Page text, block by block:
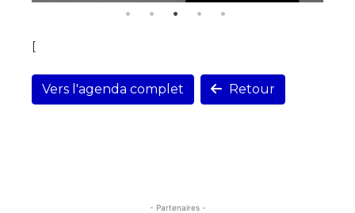
[
Vers l'agenda complet Retour
- Partenaires -